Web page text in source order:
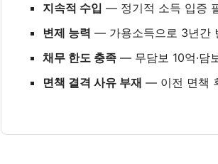
지속적 수입 — 정기적 소득 입증
변제 능력 — 가용소득으로 3년간
채무 한도 충족 — 무담보 10억·담
면책 결격 사유 부재 — 이전 면책